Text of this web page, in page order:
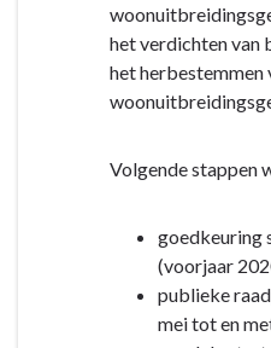
het verdichten van
het herbestemmen
Volgende stappen
goedkeuring
(voorjaar
publieke
mei tot en